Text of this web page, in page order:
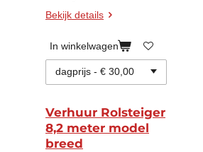
Bekijk details
In winkelwagen
Verhuur Rolsteiger
8,2 meter model
breed